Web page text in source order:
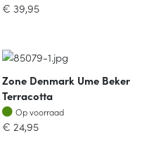
€ 39,95
Zone Denmark Ume Beker
Terracotta
Op voorraad
Op voorraad
€ 24,95